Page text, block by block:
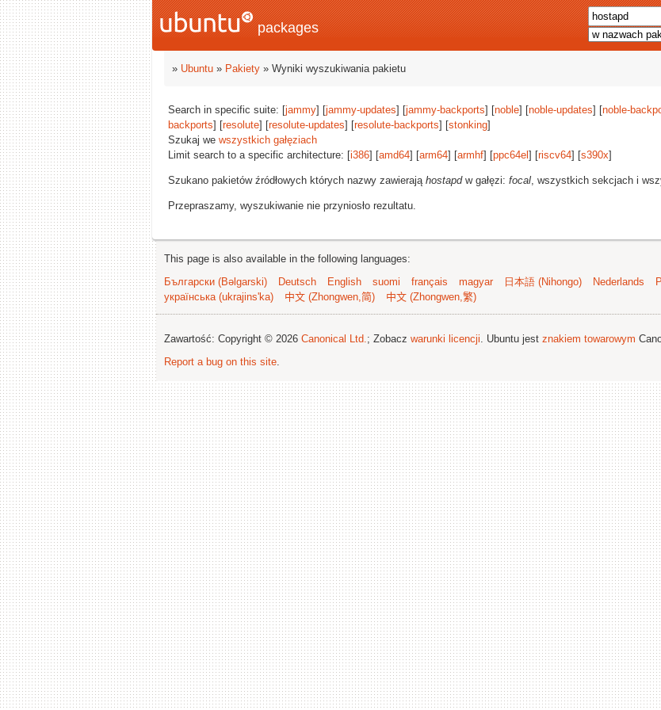
packages
» Ubuntu » Pakiety » Wyniki wyszukiwania pakietu
Search in specific suite: [jammy] [jammy-updates] [jammy-backports] [noble] [noble-updates] [noble-
backports] [resolute] [resolute-updates] [resolute-backports] [stonking]
Szukaj we wszystkich gałęziach
Limit search to a specific architecture: [i386] [amd64] [arm64] [armhf] [ppc64el ] [riscv64] [s390x]
Szukano pakietów źródłowych których nazwy zawierają hostapdw gałęzi: focal, wszystkich sekcjach i
Przepraszamy, wyszukiwanie nie przyniosło rezultatu.
This page is also available in the following languages:
Български (Bəlgarski)
Deutsch English suomi français magyar 日本語 (Nihongo) Nederlands
українська (ukrajins'ka)
中文 (Zhongwen,简) 中文 (Zhongwen,繁)
Zawartość: Copyright © 2026 Canonical Ltd.; Zobacz warunki licencji. Ubuntu jest znakiem towarowym
Report a bug on this site.